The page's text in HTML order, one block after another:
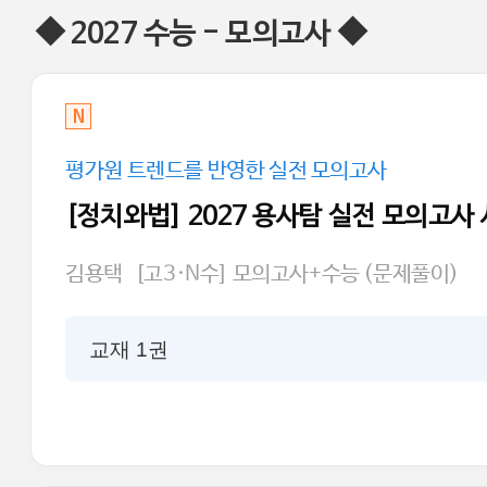
◆ 2027 수능 - 모의고사 ◆
N
평가원 트렌드를 반영한 실전 모의고사
[정치와법] 2027 용사탐 실전 모의고사
김용택 [고3·N수] 모의고사+수능 (문제풀이)
교재 1권